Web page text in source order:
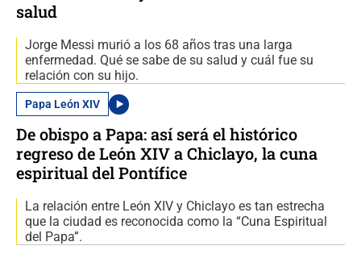
salud
Jorge Messi murió a los 68 años tras una larga
enfermedad. Qué se sabe de su salud y cuál fue su
relación con su hijo.
Papa León XIV
De obispo a Papa: así será el histórico
regreso de León XIV a Chiclayo, la cuna
espiritual del Pontífice
La relación entre León XIV y Chiclayo es tan estrecha
que la ciudad es reconocida como la “Cuna Espiritual
del Papa”.